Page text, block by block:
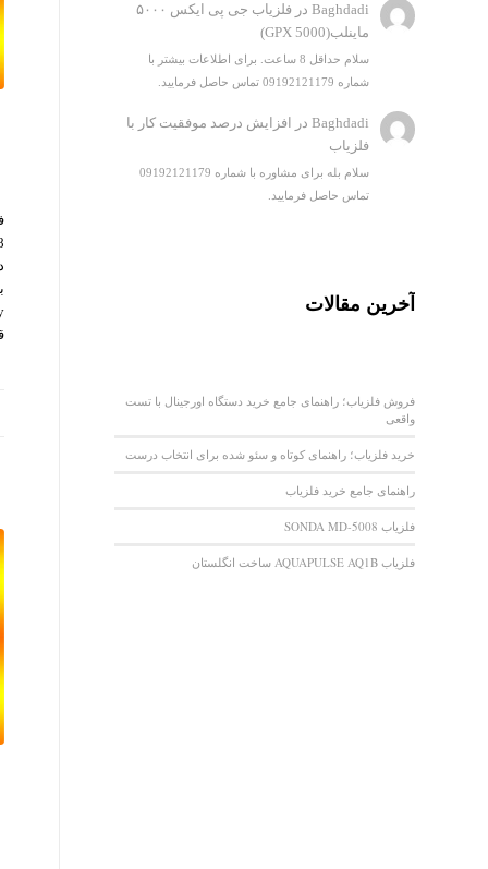
Baghdadi در
فلزیاب جی پی ایکس ۵۰۰۰
ماینلب(GPX 5000)
سلام حداقل 8 ساعت. برای اطلاعات بیشتر با
شماره 09192121179 تماس حاصل فرمایید.
Baghdadi در
افزایش درصد موفقیت کار با
فلزیاب
سلام بله برای مشاوره با شماره 09192121179
تماس حاصل فرمایید.
آخرین مقالات
فروش فلزیاب؛ راهنمای جامع خرید دستگاه اورجینال با تست
واقعی
خرید فلزیاب؛ راهنمای کوتاه و سئو شده برای انتخاب درست
راهنمای جامع خرید فلزیاب
فلزیاب SONDA MD-5008
فلزیاب AQUAPULSE AQ1B ساخت انگلستان